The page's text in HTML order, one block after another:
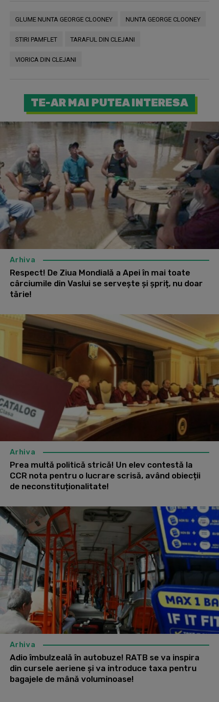
GLUME NUNTA GEORGE CLOONEY NUNTA GEORGE CLOONEY
STIRI PAMFLET TARAFUL DIN CLEJANI
VIORICA DIN CLEJANI
TE-AR MAI PUTEA INTERESA
Arhiva
Respect! De Ziua Mondială a Apei în mai toate
cârciumile din Vaslui se servește și șpriț, nu doar
tărie!
Arhiva
Prea multă politică strică! Un elev contestă la
CCR nota pentru o lucrare scrisă, având obiecții
de neconstituționalitate!
Arhiva
Adio îmbulzeală în autobuze! RATB se va inspira
din cursele aeriene și va introduce taxa pentru
bagajele de mână voluminoase!